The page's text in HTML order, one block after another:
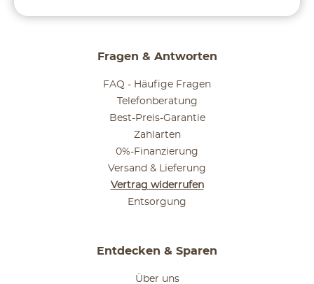
Fragen & Antworten
FAQ - Häufige Fragen
Telefonberatung
Best-Preis-Garantie
Zahlarten
0%-Finanzierung
Versand & Lieferung
Vertrag widerrufen
Entsorgung
Entdecken & Sparen
Über uns